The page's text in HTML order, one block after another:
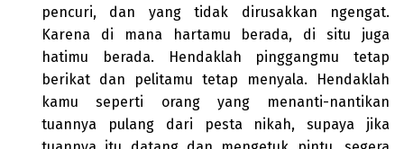
pencuri, dan yang tidak dirusakkan ngengat.
Karena di mana hartamu berada, di situ juga
hatimu berada. Hendaklah pinggangmu tetap
berikat dan pelitamu tetap menyala. Hendaklah
kamu seperti orang yang menanti-nantikan
tuannya pulang dari pesta nikah, supaya jika